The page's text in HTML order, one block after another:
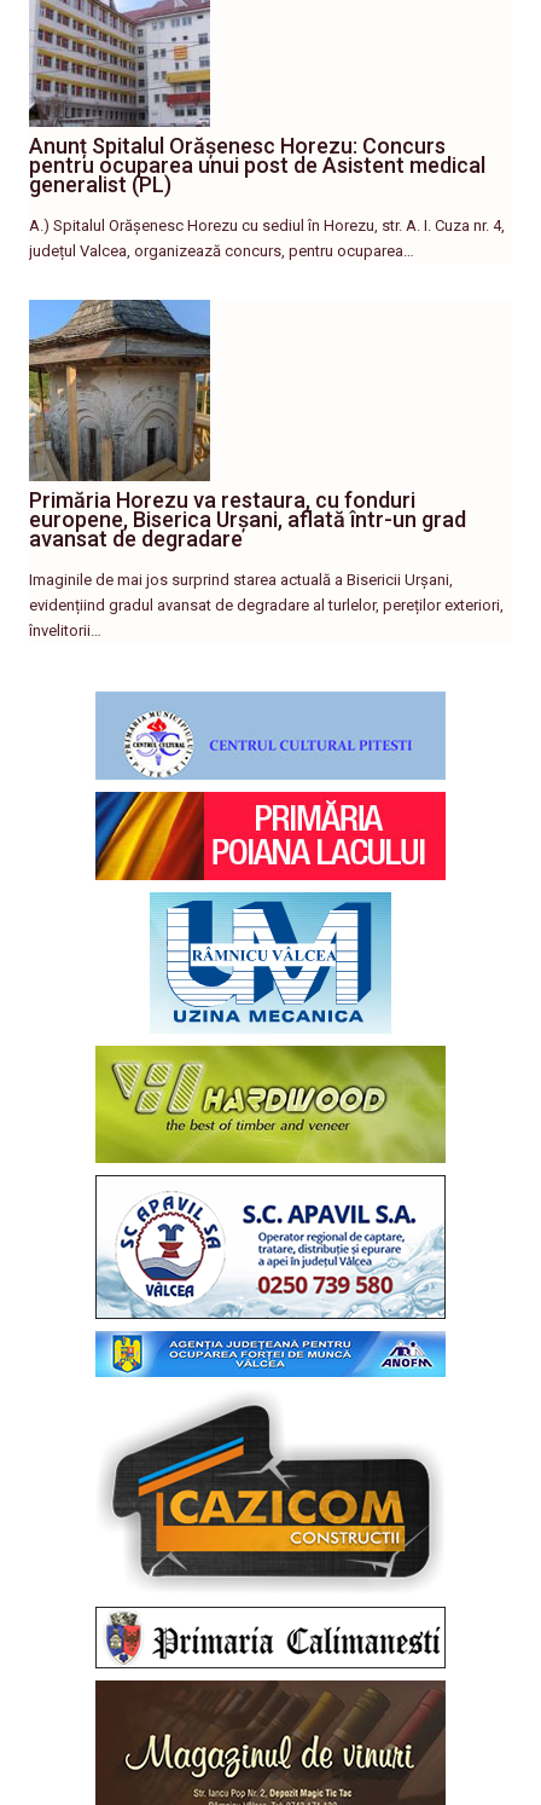
Anunț Spitalul Orășenesc Horezu: Concurs
pentru ocuparea unui post de Asistent medical
generalist (PL)
A.) Spitalul Orășenesc Horezu cu sediul în Horezu, str. A. I. Cuza nr. 4,
județul Valcea, organizează concurs, pentru ocuparea…
Primăria Horezu va restaura, cu fonduri
europene, Biserica Urșani, aflată într-un grad
avansat de degradare
Imaginile de mai jos surprind starea actuală a Bisericii Urșani,
evidențiind gradul avansat de degradare al turlelor, pereților exteriori,
învelitorii…